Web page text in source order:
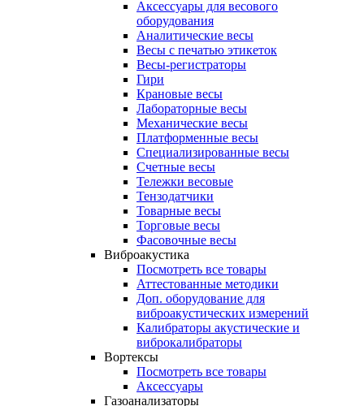
Аксессуары для весового
оборудования
Аналитические весы
Весы с печатью этикеток
Весы-регистраторы
Гири
Крановые весы
Лабораторные весы
Механические весы
Платформенные весы
Специализированные весы
Счетные весы
Тележки весовые
Тензодатчики
Товарные весы
Торговые весы
Фасовочные весы
Виброакустика
Посмотреть все товары
Аттестованные методики
Доп. оборудование для
виброакустических измерений
Калибраторы акустические и
виброкалибраторы
Вортексы
Посмотреть все товары
Аксессуары
Газоанализаторы